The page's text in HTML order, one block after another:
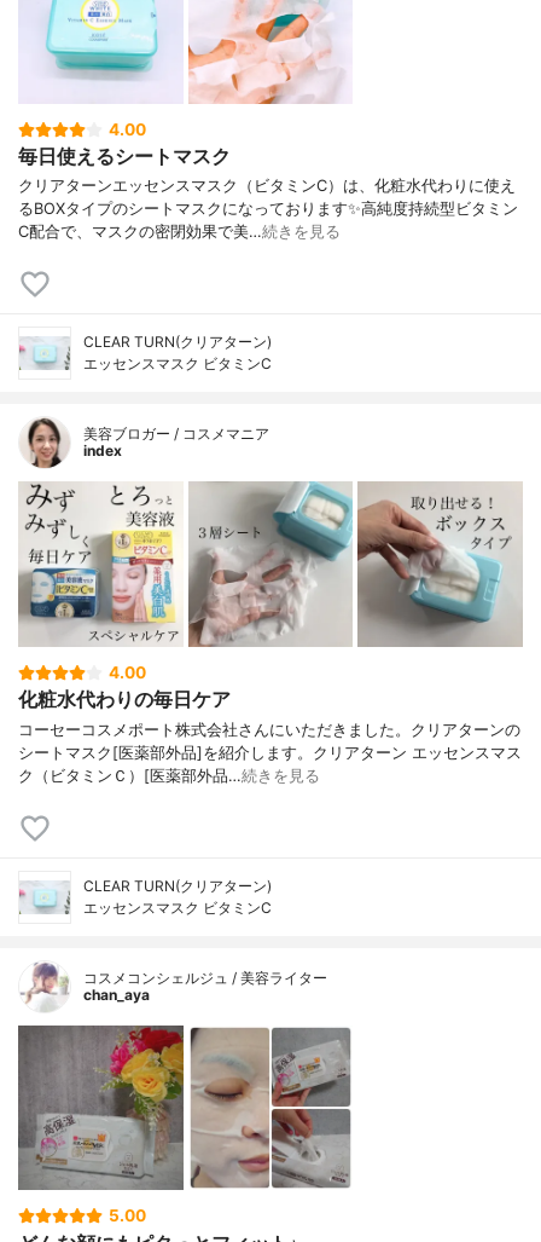
4.00
毎日使えるシートマスク
クリアターンエッセンスマスク（ビタミンC）は、化粧水代わりに使え
るBOXタイプのシートマスクになっております✨高純度持続型ビタミン
C配合で、マスクの密閉効果で美…続きを見る
CLEAR TURN(クリアターン)
エッセンスマスク ビタミンC
美容ブロガー / コスメマニア
index
4.00
化粧水代わりの毎日ケア
コーセーコスメポート株式会社さんにいただきました。クリアターンの
シートマスク[医薬部外品]を紹介します。クリアターン エッセンスマス
ク（ビタミンＣ）[医薬部外品…続きを見る
CLEAR TURN(クリアターン)
エッセンスマスク ビタミンC
コスメコンシェルジュ / 美容ライター
chan_aya
5.00